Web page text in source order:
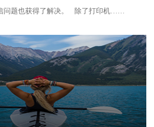
问题也获得了解决。 除了打印机……